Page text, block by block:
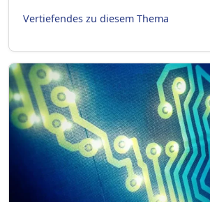
Vertiefendes zu diesem Thema